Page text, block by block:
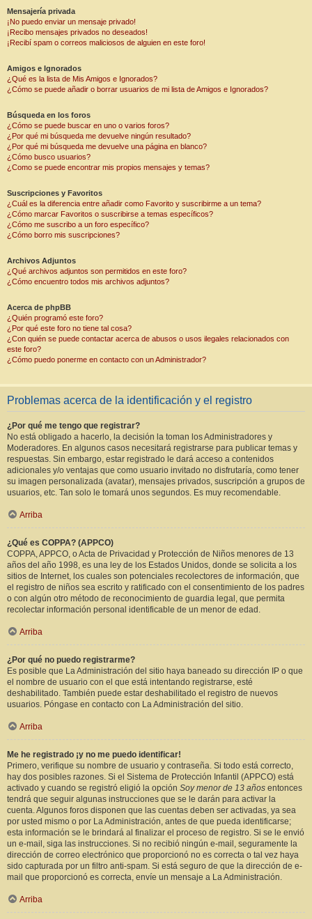
Mensajería privada
¡No puedo enviar un mensaje privado!
¡Recibo mensajes privados no deseados!
¡Recibí spam o correos maliciosos de alguien en este foro!
Amigos e Ignorados
¿Qué es la lista de Mis Amigos e Ignorados?
¿Cómo se puede añadir o borrar usuarios de mi lista de Amigos e Ignorados?
Búsqueda en los foros
¿Cómo se puede buscar en uno o varios foros?
¿Por qué mi búsqueda me devuelve ningún resultado?
¿Por qué mi búsqueda me devuelve una página en blanco?
¿Cómo busco usuarios?
¿Como se puede encontrar mis propios mensajes y temas?
Suscripciones y Favoritos
¿Cuál es la diferencia entre añadir como Favorito y suscribirme a un tema?
¿Cómo marcar Favoritos o suscribirse a temas específicos?
¿Cómo me suscribo a un foro específico?
¿Cómo borro mis suscripciones?
Archivos Adjuntos
¿Qué archivos adjuntos son permitidos en este foro?
¿Cómo encuentro todos mis archivos adjuntos?
Acerca de phpBB
¿Quién programó este foro?
¿Por qué este foro no tiene tal cosa?
¿Con quién se puede contactar acerca de abusos o usos ilegales relacionados con
este foro?
¿Cómo puedo ponerme en contacto con un Administrador?
Problemas acerca de la identificación y el registro
¿Por qué me tengo que registrar?
No está obligado a hacerlo, la decisión la toman los Administradores y
Moderadores. En algunos casos necesitará registrarse para publicar temas y
respuestas. Sin embargo, estar registrado le dará acceso a contenidos
adicionales y/o ventajas que como usuario invitado no disfrutaría, como tener
su imagen personalizada (avatar), mensajes privados, suscripción a grupos de
usuarios, etc. Tan solo le tomará unos segundos. Es muy recomendable.
Arriba
¿Qué es COPPA? (APPCO)
COPPA, APPCO, o Acta de Privacidad y Protección de Niños menores de 13
años del año 1998, es una ley de los Estados Unidos, donde se solicita a los
sitios de Internet, los cuales son potenciales recolectores de información, que
el registro de niños sea escrito y ratificado con el consentimiento de los padres
o con algún otro método de reconocimiento de guardia legal, que permita
recolectar información personal identificable de un menor de edad.
Arriba
¿Por qué no puedo registrarme?
Es posible que La Administración del sitio haya baneado su dirección IP o que
el nombre de usuario con el que está intentando registrarse, esté
deshabilitado. También puede estar deshabilitado el registro de nuevos
usuarios. Póngase en contacto con La Administración del sitio.
Arriba
Me he registrado ¡y no me puedo identificar!
Primero, verifique su nombre de usuario y contraseña. Si todo está correcto,
hay dos posibles razones. Si el Sistema de Protección Infantil (APPCO) está
activado y cuando se registró eligió la opción Soy menor de 13 años entonces
tendrá que seguir algunas instrucciones que se le darán para activar la
cuenta. Algunos foros disponen que las cuentas deben ser activadas, ya sea
por usted mismo o por La Administración, antes de que pueda identificarse;
esta información se le brindará al finalizar el proceso de registro. Si se le envió
un e-mail, siga las instrucciones. Si no recibió ningún e-mail, seguramente la
dirección de correo electrónico que proporcionó no es correcta o tal vez haya
sido capturada por un filtro anti-spam. Si está seguro de que la dirección de e-
mail que proporcionó es correcta, envíe un mensaje a La Administración.
Arriba